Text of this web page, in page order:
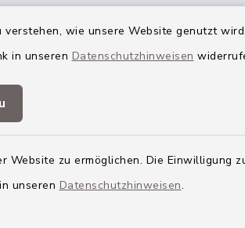
wie unsere Website genutzt
in unseren Datenschutzhinweisen
zu ermöglichen. Die Einwilligung
unseren Datenschutzhinweisen.
telefonischer